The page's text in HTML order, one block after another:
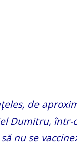
de
Dumitru,
nu se